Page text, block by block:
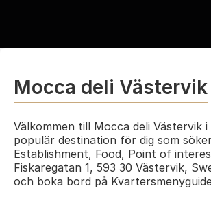
Mocca deli Västervik
Välkommen till Mocca deli Västervik i
populär destination för dig som
Establishment, Food, Point of
Fiskaregatan 1, 593 30 Västervik,
och boka bord på